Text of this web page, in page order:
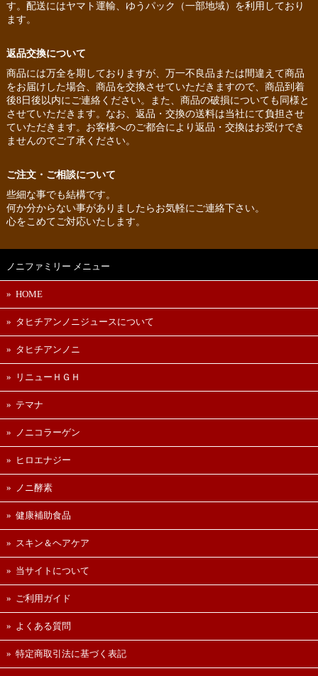
す。配送にはヤマト運輸、ゆうパック（一部地域）を利用しており
ます。
返品交換について
商品には万全を期しておりますが、万一不良品または間違えて商品
をお届けした場合、商品を交換させていただきますので、商品到着
後8日後以内にご連絡ください。また、商品の破損についても同様と
させていただきます。なお、返品・交換の送料は当社にて負担させ
ていただきます。お客様へのご都合により返品・交換はお受けでき
ませんのでご了承ください。
ご注文・ご相談について
些細な事でも結構です。
何か分からない事がありましたらお気軽にご連絡下さい。
心をこめてご対応いたします。
ノニファミリー メニュー
HOME
タヒチアンノニジュースについて
タヒチアンノニ
リニューＨＧＨ
テマナ
ノニコラーゲン
ヒロエナジー
ノニ酵素
健康補助食品
スキン＆ヘアケア
当サイトについて
ご利用ガイド
よくある質問
特定商取引法に基づく表記